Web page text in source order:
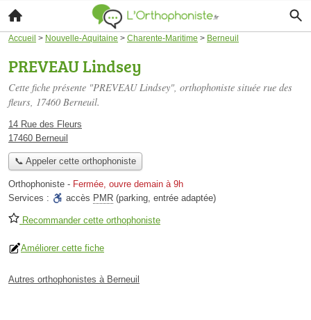
Accueil > Nouvelle-Aquitaine > Charente-Maritime > Berneuil
PREVEAU Lindsey
Cette fiche présente "PREVEAU Lindsey", orthophoniste située rue des
fleurs, 17460 Berneuil.
14 Rue des Fleurs
17460 Berneuil
📞 Appeler cette orthophoniste
Orthophoniste - Fermée, ouvre demain à 9h
Services :
accès PMR (parking, entrée adaptée)
Recommander cette orthophoniste
Améliorer cette fiche
Autres orthophonistes à Berneuil